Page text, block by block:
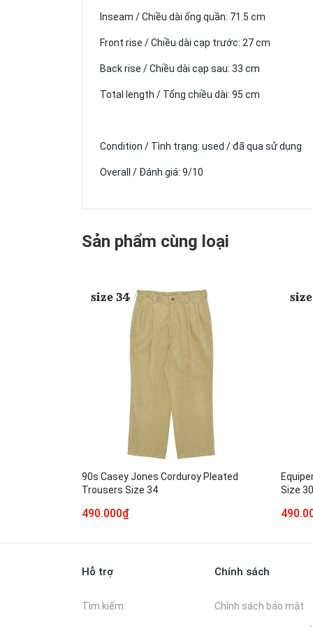
Inseam / Chiều dài ống quần: 71.5 cm
Front rise / Chiều dài cạp trước: 27 cm
Back rise / Chiều dài cạp sau: 33 cm
Total length / Tổng chiều dài: 95 cm
Condition / Tình trạng: used / đã qua sử dụng
Overall / Đánh giá: 9/10
Sản phẩm cùng loại
90s Casey Jones Corduroy Pleated
Trousers Size 34
490.000₫
Size 30
Hỗ trợ
Tìm kiếm
Chính sách
Chính sách bảo mật